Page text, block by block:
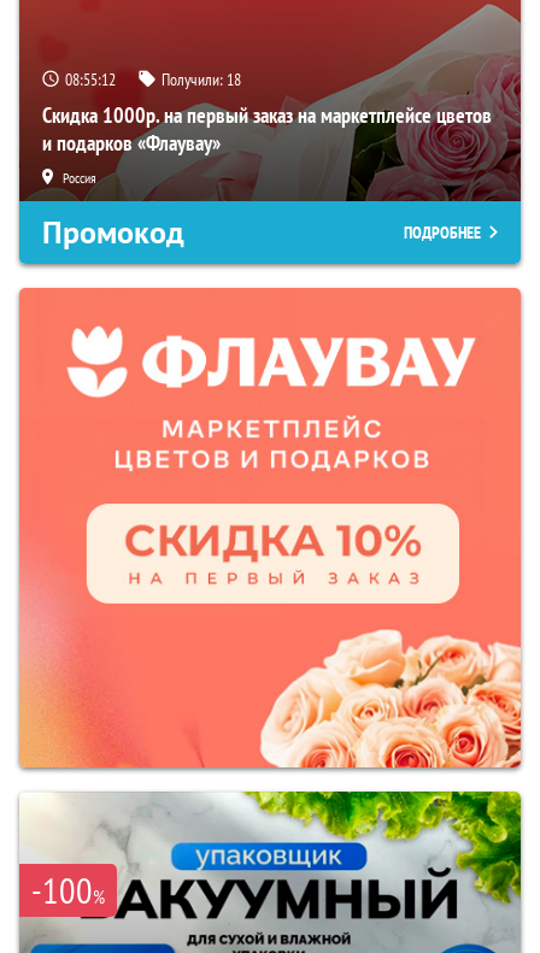
08:55:11 Получили: 18
Скидка 1000р. на первый заказ на маркетплейсе цветов
и подарков «Флаувау»
Россия
Промокод ПОДРОБНЕЕ
-100%